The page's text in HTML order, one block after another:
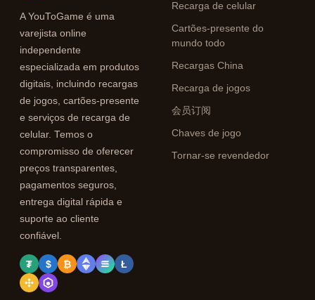
A YouToGame é uma
varejista online
independente
especializada em produtos
digitais, incluindo recargas
de jogos, cartões-presente
e serviços de recarga de
celular. Temos o
compromisso de oferecer
preços transparentes,
pagamentos seguros,
entrega digital rápida e
suporte ao cliente
confiável.
₮ $ ₿ Ł
Recarga de celular
Cartões-presente do
mundo todo
Recargas China
Recarga de jogos
会员订阅
Chaves de jogo
Tornar-se revendedor